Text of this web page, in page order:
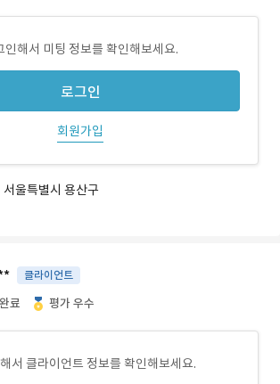
인해서 미팅 정보를 확인해보세요.
로그인
회원가입
서울특별시 용산구
클라이언트
료 평가 우수
서 클라이언트 정보를 확인해보세요.